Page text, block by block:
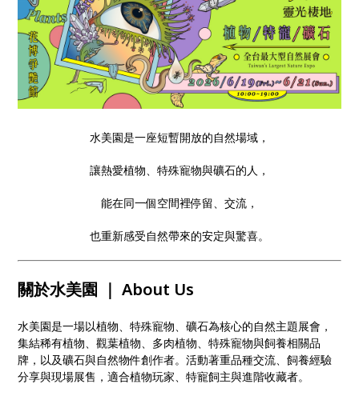
水美園是一座短暫開放的自然場域，
讓熱愛植物、特殊寵物與礦石的人，
能在同一個空間裡停留、交流，
也重新感受自然帶來的安定與驚喜。
關於水美園 ｜ About Us
水美園是一場以植物、特殊寵物、礦石為核心的自然主題展會，
集結稀有植物、觀葉植物、多肉植物、特殊寵物與飼養相關品
牌，以及礦石與自然物件創作者。活動著重品種交流、飼養經驗
分享與現場展售，適合植物玩家、特寵飼主與進階收藏者。